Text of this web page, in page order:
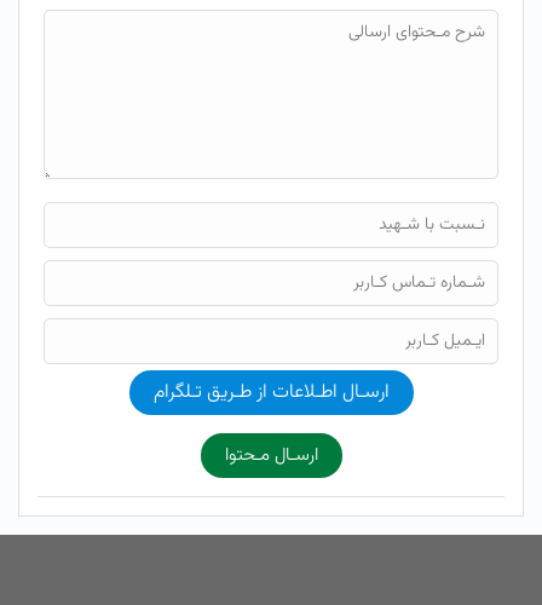
ارسـال اطـلاعات از طـریق تـلگرام
ارسـال مـحتوا